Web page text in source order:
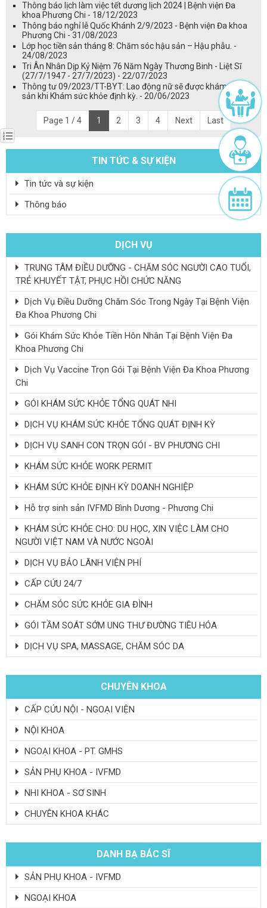
Thông báo lịch làm việc tết dương lịch 2024 | Bệnh viện Đa
khoa Phương Chi - 18/12/2023
Thông báo nghỉ lễ Quốc Khánh 2/9/2023 - Bệnh viện Đa khoa
Phương Chi - 31/08/2023
Lớp học tiền sản tháng 8: Chăm sóc hậu sản – Hậu phẫu. -
24/08/2023
Tri Ân Nhân Dịp Kỷ Niệm 76 Năm Ngày Thương Binh - Liệt Sĩ
(27/7/1947 - 27/7/2023) - 22/07/2023
Thông tư 09/2023/TT-BYT: Lao động nữ sẽ được khám phụ
sản khi Khám sức khỏe định kỳ. - 20/06/2023
Page 1 / 4 1 2 3 4 Next Last
TIN TỨC & SỰ KIỆN
Tin tức và sự kiện
Thông báo
DỊCH VỤ
TRUNG TÂM ĐIỀU DƯỠNG - CHĂM SÓC NGƯỜI CAO TUỔI,
TRẺ KHUYẾT TẬT, PHỤC HỒI CHỨC NĂNG
Dịch Vụ Điều Dưỡng Chăm Sóc Trong Ngày Tại Bệnh Viện
Đa Khoa Phương Chi
Gói Khám Sức Khỏe Tiền Hôn Nhân Tại Bệnh Viện Đa
Khoa Phương Chi
Dịch Vụ Vaccine Trọn Gói Tại Bệnh Viện Đa Khoa Phương
Chi
GÓI KHÁM SỨC KHỎE TỔNG QUÁT NHI
DỊCH VỤ KHÁM SỨC KHỎE TỔNG QUÁT ĐỊNH KỲ
DỊCH VỤ SANH CON TRỌN GÓI - BV PHƯƠNG CHI
KHÁM SỨC KHỎE WORK PERMIT
KHÁM SỨC KHỎE ĐỊNH KỲ DOANH NGHIỆP
Hỗ trợ sinh sản IVFMD Bình Dương - Phương Chi
KHÁM SỨC KHỎE CHO: DU HỌC, XIN VIỆC LÀM CHO
NGƯỜI VIỆT NAM VÀ NƯỚC NGOÀI
DỊCH VỤ BẢO LÃNH VIỆN PHÍ
CẤP CỨU 24/7
CHĂM SÓC SỨC KHỎE GIA ĐÌNH
GÓI TẦM SOÁT SỚM UNG THƯ ĐƯỜNG TIÊU HÓA
DỊCH VỤ SPA, MASSAGE, CHĂM SÓC DA
CHUYÊN KHOA
CẤP CỨU NỘI - NGOẠI VIỆN
NỘI KHOA
NGOẠI KHOA - PT. GMHS
SẢN PHỤ KHOA - IVFMD
NHI KHOA - SƠ SINH
CHUYÊN KHOA KHÁC
DANH BẠ BÁC SĨ
SẢN PHỤ KHOA - IVFMD
NGOẠI KHOA